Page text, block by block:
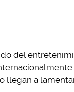
del
llegan a